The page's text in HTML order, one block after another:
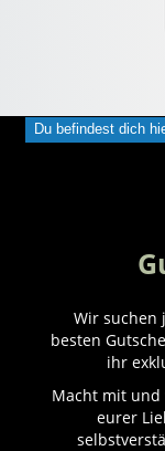
Du befindest dich
Wir suchen
besten
ihr
Macht mit und
eurer